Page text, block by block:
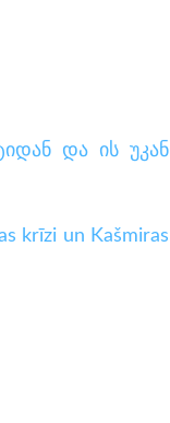
და ის უკან
krīzi un Kašmiras